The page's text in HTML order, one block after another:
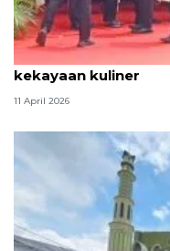
Tradisi hantaran
kekayaan kuliner
11 April 2026